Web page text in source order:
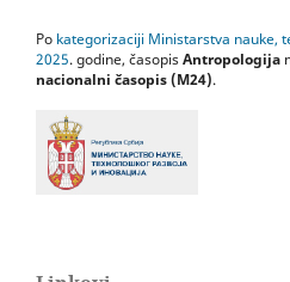
Po kategorizaciji Ministarstva nauke,
2025. godine, časopisAntropologija
nacionalni časopis (M24).